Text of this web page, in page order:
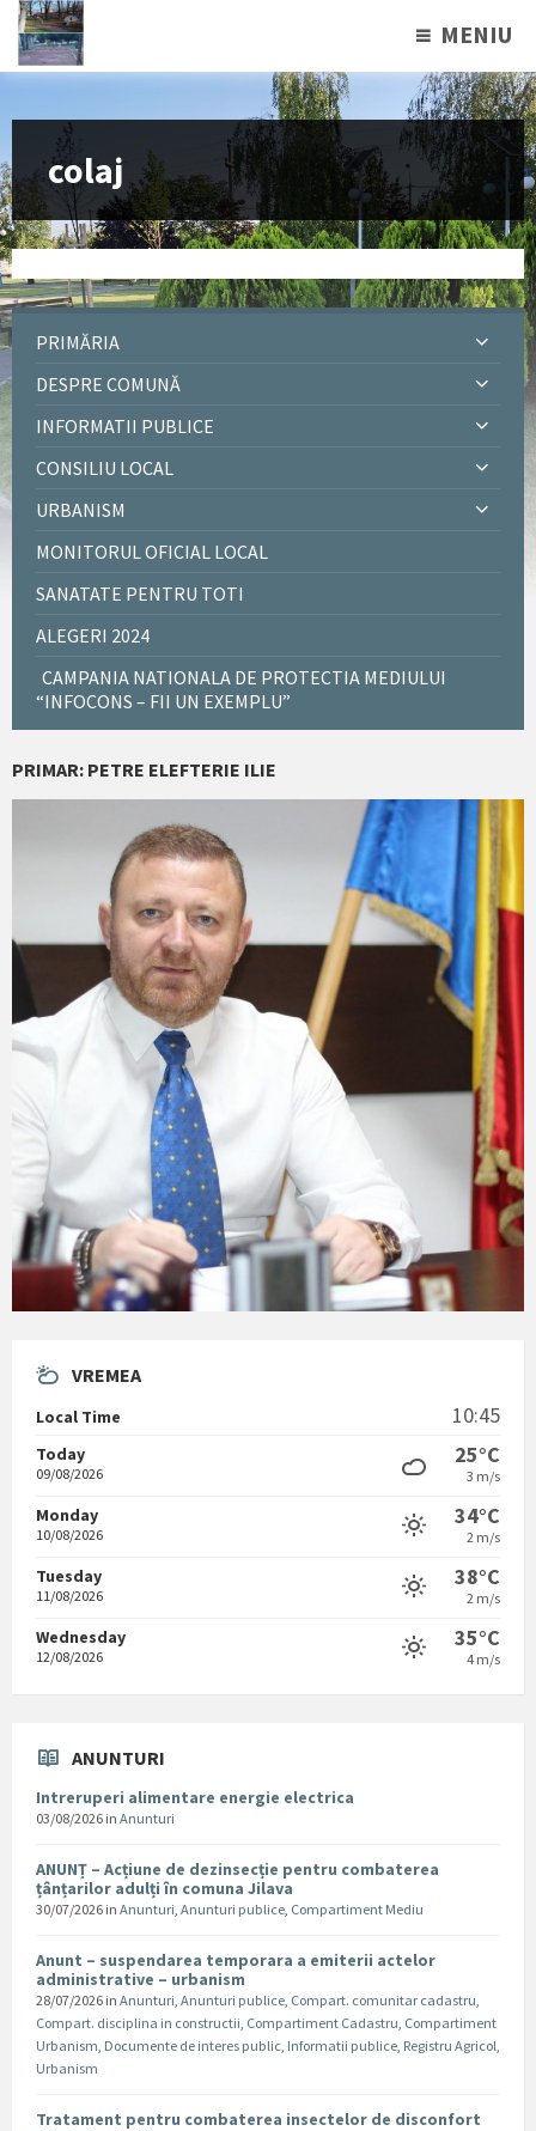
MENIU
colaj
PRIMĂRIA
DESPRE COMUNĂ
INFORMATII PUBLICE
CONSILIU LOCAL
URBANISM
MONITORUL OFICIAL LOCAL
SANATATE PENTRU TOTI
ALEGERI 2024
CAMPANIA NATIONALA DE PROTECTIA MEDIULUI
“INFOCONS – FII UN EXEMPLU”
PRIMAR: PETRE ELEFTERIE ILIE
VREMEA
Local Time 10:45
Today
09/08/2026
25°C
3 m/s
Monday
10/08/2026
34°C
2 m/s
Tuesday
11/08/2026
38°C
2 m/s
Wednesday
12/08/2026
35°C
4 m/s
ANUNTURI
Intreruperi alimentare energie electrica
03/08/2026 in Anunturi
ANUNȚ – Acțiune de dezinsecție pentru combaterea
țânțarilor adulți în comuna Jilava
30/07/2026 in Anunturi, Anunturi publice, Compartiment Mediu
Anunt – suspendarea temporara a emiterii actelor
administrative – urbanism
28/07/2026 in Anunturi, Anunturi publice, Compart. comunitar cadastru,
Compart. disciplina in constructii, Compartiment Cadastru, Compartiment
Urbanism, Documente de interes public, Informatii publice, Registru Agricol,
Urbanism
Tratament pentru combaterea insectelor de disconfort